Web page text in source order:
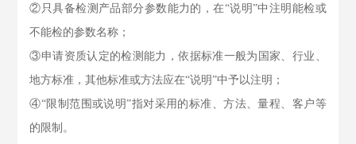
②只具备检测产品部分参数能力的，在“说明”中注明能检或
不能检的参数名称；
③申请资质认定的检测能力，依据标准一般为国家、行业、
地方标准，其他标准或方法应在“说明”中予以注明；
④“限制范围或说明”指对采用的标准、方法、量程、客户等
的限制。